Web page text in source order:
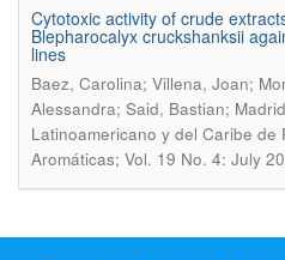
Cytotoxic activity of crude
Blepharocalyx cruckshanksii
lines
Baez, Carolina; Villena, Joan;
Alessandra; Said, Bastian;
Latinoamericano y del Caribe de
Aromáticas; Vol. 19 No. 4: July